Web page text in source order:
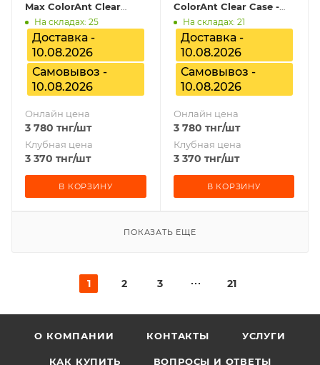
Max ColorAnt Clear
Case - Deep Green,
ILGCACLCADG16PRMX
На складах: 25
Доставка -
10.08.2026
Самовывоз -
10.08.2026
Онлайн цена
3 780 тнг/шт
Клубная цена
3 370 тнг/шт
В КОРЗИНУ
ColorAnt Clear Case -
Deep Green,
ILGCACLCADG16PR
На складах: 21
Доставка -
10.08.2026
Самовывоз -
10.08.2026
Онлайн цена
3 780 тнг/шт
Клубная цена
3 370 тнг/шт
В КОРЗИНУ
ПОКАЗАТЬ ЕЩЕ
1 2 3 21
О КОМПАНИИ КОНТАКТЫ УСЛУГИ
КАК КУПИТЬ ВОПРОСЫ И ОТВЕТЫ